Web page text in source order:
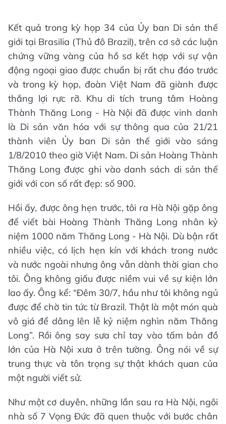
Kết quả trong kỳ họp 34 của Ủy ban Di sản thế
giới tại Brasilia (Thủ đô Brazil), trên cơ sở các luận
chứng vững vàng của hồ sơ kết hợp với sự vận
động ngoại giao được chuẩn bị rất chu đáo trước
và trong kỳ họp, đoàn Việt Nam đã giành được
thắng lợi rực rỡ. Khu di tích trung tâm Hoàng
Thành Thăng Long - Hà Nội đã được vinh danh
là Di sản văn hóa với sự thông qua của 21/21
thành viên Ủy ban Di sản thế giới vào sáng
1/8/2010 theo giờ Việt Nam. Di sản Hoàng Thành
Thăng Long được ghi vào danh sách di sản thế
giới với con số rất đẹp: số 900.
Hồi ấy, được ông hẹn trước, tôi ra Hà Nội gặp ông
để viết bài Hoàng Thành Thăng Long nhân kỷ
niệm 1000 năm Thăng Long - Hà Nội. Dù bận rất
nhiều việc, có lịch hẹn kín với khách trong nước
và nước ngoài nhưng ông vẫn dành thời gian cho
tôi. Ông không giấu được niềm vui về sự kiện lớn
lao ấy. Ông kể: “Đêm 30/7, hầu như tôi không ngủ
được để chờ tin tức từ Brazil. Thật là một món quà
vô giá để dâng lên lễ kỷ niệm nghìn năm Thăng
Long”. Rồi ông say sưa chỉ tay vào tấm bản đồ
lớn của Hà Nội xưa ở trên tường. Ông nói về sự
trung thực và tôn trọng sự thật khách quan của
một người viết sử.
Như một cơ duyên, những lần sau ra Hà Nội, ngôi
nhà số 7 Vọng Đức đã quen thuộc với bước chân